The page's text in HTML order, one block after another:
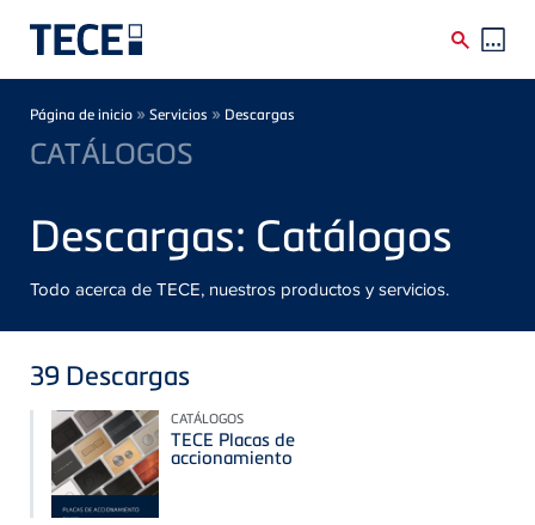
Breadcrumb
Página de inicio » Servicios » Descargas
CATÁLOGOS
Descargas: Catálogos
Todo acerca de TECE, nuestros productos y servicios.
39 Descargas
CATÁLOGOS
TECE Placas de
accionamiento